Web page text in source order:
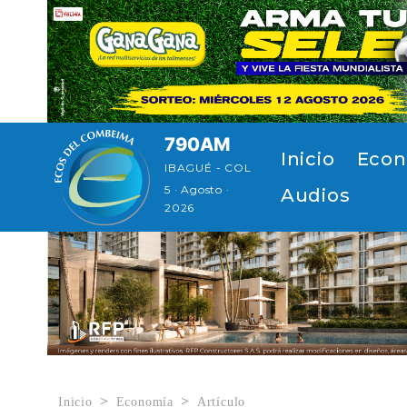
Pasar al contenido principal
790AM
IBAGUÉ - COL
5 · Agosto ·
2026
Navegación
Inicio
Audios
Inicio Economía Artículo